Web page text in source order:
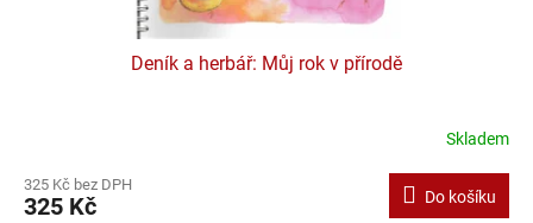
Deník a herbář: Můj rok v přírodě
Skladem
325 Kč bez DPH
325 Kč Do košíku